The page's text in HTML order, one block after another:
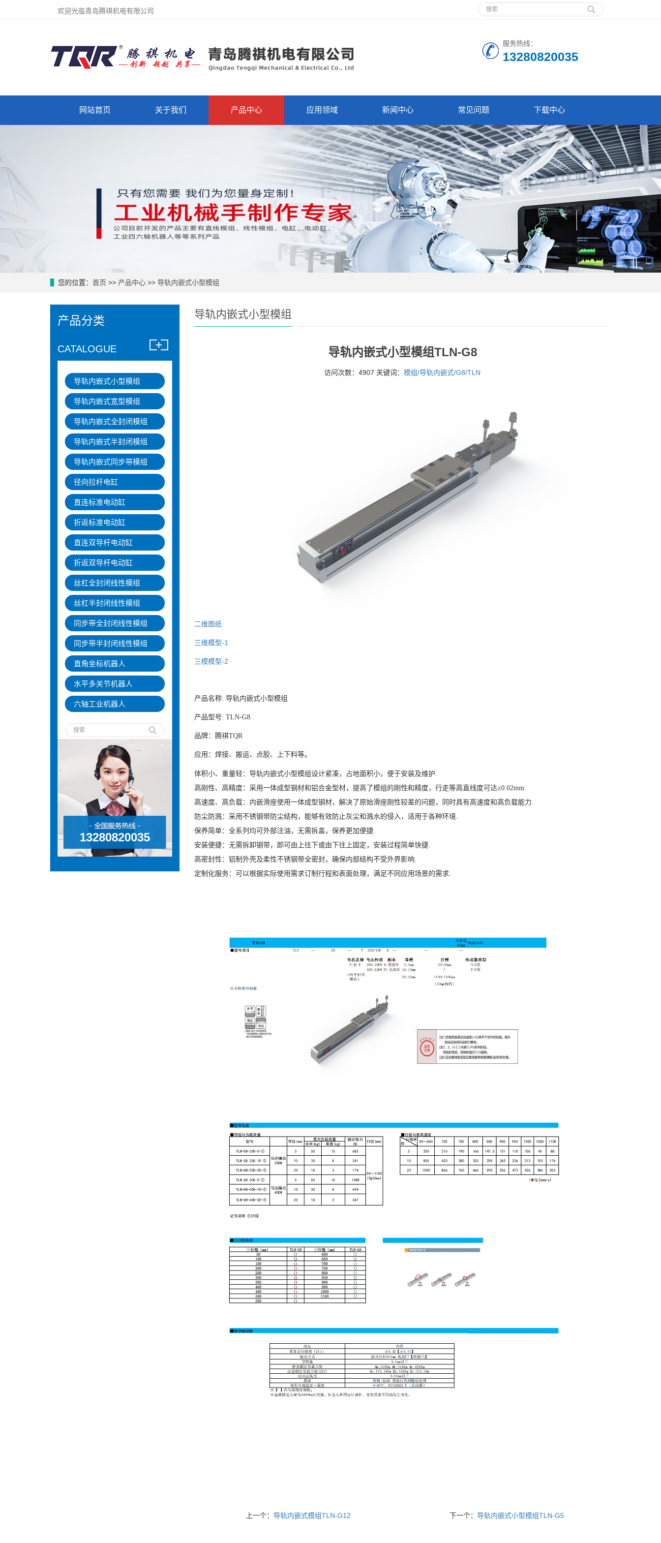
欢迎光临青岛腾祺机电有限公司
服务热线：
13280820035
网站首页 关于我们 产品中心 应用领域 新闻中心 常见问题 下载中心
您的位置： 首页 >> 产品中心 >> 导轨内嵌式小型模组
导轨内嵌式小型模组
导轨内嵌式小型模组TLN-G8
访问次数：4907 关键词：模组/导轨内嵌式/G8/TLN
二维图纸
三维模型-1
三模模型-2
产品名称: 导轨内嵌式小型模组
产品型号: TLN-G8
品牌：腾祺TQR
应用：焊接、搬运、点胶、上下料等。
体积小、重量轻‌：导轨内嵌式小型模组设计紧凑，占地面积小，便于安装及维护.‌
‌高刚性、高精度‌：采用一体成型钢材和铝合金型材，提高了模组的刚性和精度，行走等高直线度可达±0.02mm.
高‌速度、高负载‌：内嵌滑座使用一体成型钢材，解决了原始滑座刚性较差的问题，同时具有高速度和高负载能力‌.
‌防尘防溅‌：采用不锈钢带防尘结构，能够有效防止灰尘和溅水的侵入，适用于各种环境.
‌保养简单‌：全系列均可外部注油，无需拆盖，保养更加便捷.
‌安装便捷‌：无需拆卸钢带，即可由上往下或由下往上固定，安装过程简单快捷.
‌高密封性‌：铝制外壳及柔性不锈钢带全密封，确保内部结构不受外界影响‌.
‌定制化服务‌：可以根据实际使用需求订制行程和表面处理，满足不同应用场景的需求‌.
上一个： 导轨内嵌式模组TLN-G12 下一个： 导轨内嵌式小型模组TLN-G5
产品分类
CATALOGUE
导轨内嵌式小型模组
导轨内嵌式宽型模组
导轨内嵌式全封闭模组
导轨内嵌式半封闭模组
导轨内嵌式同步带模组
径向拉杆电缸
直连标准电动缸
折返标准电动缸
直连双导杆电动缸
折返双导杆电动缸
丝杠全封闭线性模组
丝杠半封闭线性模组
同步带全封闭线性模组
同步带半封闭线性模组
直角坐标机器人
水平多关节机器人
六轴工业机器人
13280820035